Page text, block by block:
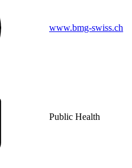
www.bmg-swiss.ch
Public Health